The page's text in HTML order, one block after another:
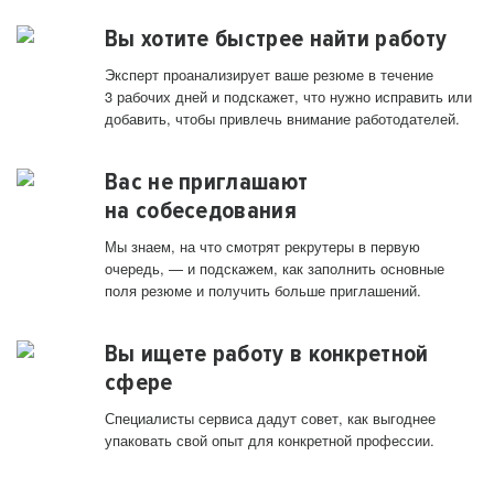
Вы хотите быстрее найти работу
Эксперт проанализирует ваше резюме в течение
3 рабочих дней и подскажет, что нужно исправить или
добавить, чтобы привлечь внимание работодателей.
Вас не приглашают
на собеседования
Мы знаем, на что смотрят рекрутеры в первую
очередь, — и подскажем, как заполнить основные
поля резюме и получить больше приглашений.
Вы ищете работу в конкретной
сфере
Специалисты сервиса дадут совет, как выгоднее
упаковать свой опыт для конкретной профессии.